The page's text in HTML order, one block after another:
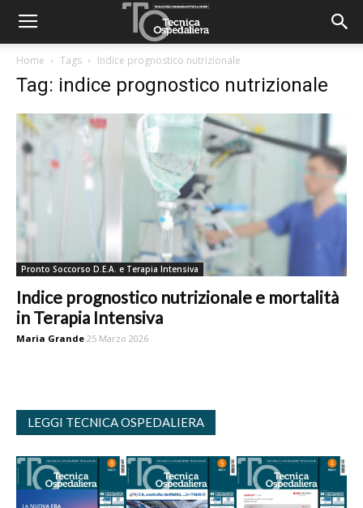
Home Tags Indice prognostico nutrizionale
Tag: indice prognostico nutrizionale
Pronto Soccorso D.E.A. e Terapia Intensiva
Indice prognostico nutrizionale e mortalità
in Terapia Intensiva
Maria Grande 25 Marzo 2026
LEGGI TECNICA OSPEDALIERA